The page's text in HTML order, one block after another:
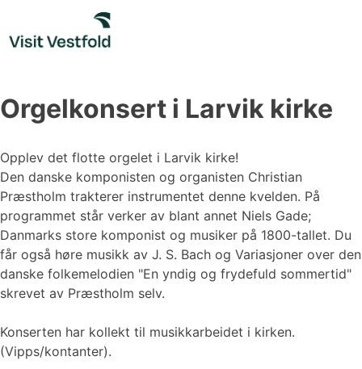
content
Orgelkonsert i Larvik kirke
Opplev det flotte orgelet i Larvik kirke!
Den danske komponisten og organisten Christian
Præstholm trakterer instrumentet denne kvelden. På
programmet står verker av blant annet Niels Gade;
Danmarks store komponist og musiker på 1800-tallet. Du
får også høre musikk av J. S. Bach og Variasjoner over den
danske folkemelodien "En yndig og frydefuld sommertid"
skrevet av Præstholm selv.
Konserten har kollekt til musikkarbeidet i kirken.
(Vipps/kontanter).